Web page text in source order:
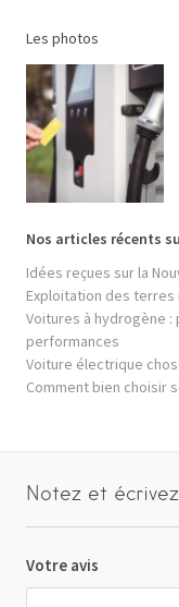
Les photos
Nos articles récents
Idées reçues sur la
Exploitation des
Voitures à hydrogène
performances
Voiture électrique
Comment bien choisir
Notez et
Votre avis